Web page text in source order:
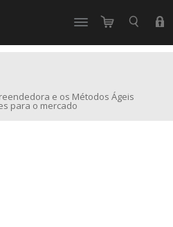
e os Métodos Ágeis
para o mercado